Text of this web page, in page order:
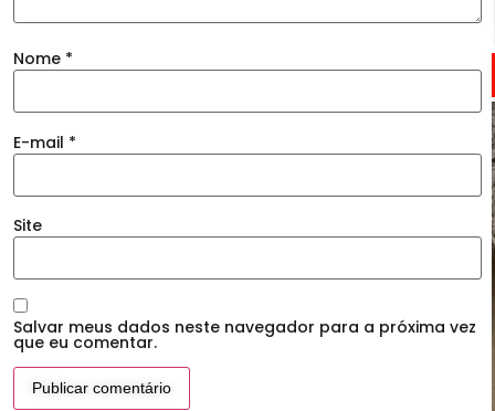
Nome *
E-mail *
Site
Salvar meus dados neste navegador para a próxima vez
que eu comentar.